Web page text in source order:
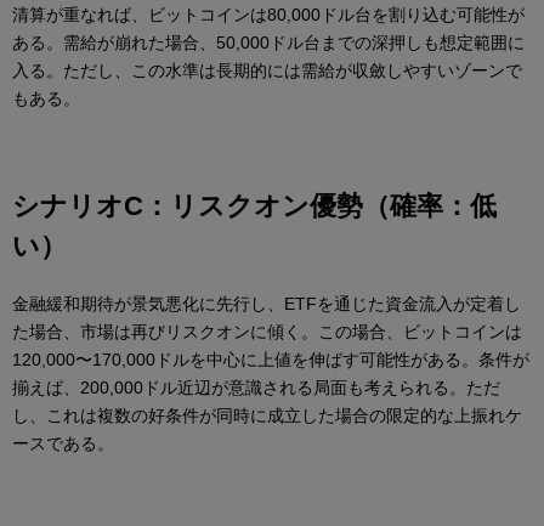
清算が重なれば、ビットコインは80,000ドル台を割り込む可能性が
ある。需給が崩れた場合、50,000ドル台までの深押しも想定範囲に
入る。ただし、この水準は長期的には需給が収斂しやすいゾーンで
もある。
シナリオC：リスクオン優勢（確率：低
い）
金融緩和期待が景気悪化に先行し、ETFを通じた資金流入が定着し
た場合、市場は再びリスクオンに傾く。この場合、ビットコインは
120,000〜170,000ドルを中心に上値を伸ばす可能性がある。条件が
揃えば、200,000ドル近辺が意識される局面も考えられる。ただ
し、これは複数の好条件が同時に成立した場合の限定的な上振れケ
ースである。